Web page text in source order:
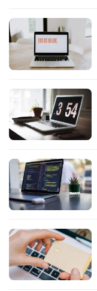
G
E
i
观
察
商
运
营
登录